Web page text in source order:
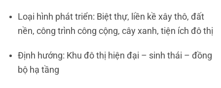
Loại hình phát triển: Biệt thự, liền kề xây thô, đất
nền, công trình công cộng, cây xanh, tiện ích đô thị
Định hướng: Khu đô thị hiện đại – sinh thái – đồng
bộ hạ tầng